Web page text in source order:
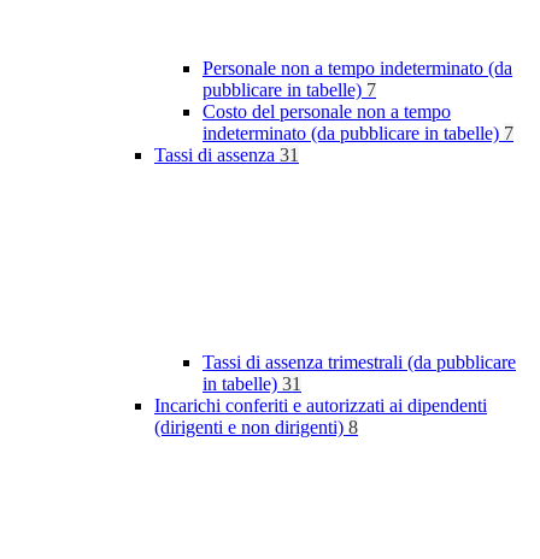
Personale non a tempo indeterminato (da
pubblicare in tabelle) 7
Costo del personale non a tempo
indeterminato (da pubblicare in tabelle) 7
Tassi di assenza 31
Tassi di assenza trimestrali (da pubblicare
in tabelle) 31
Incarichi conferiti e autorizzati ai dipendenti
(dirigenti e non dirigenti) 8